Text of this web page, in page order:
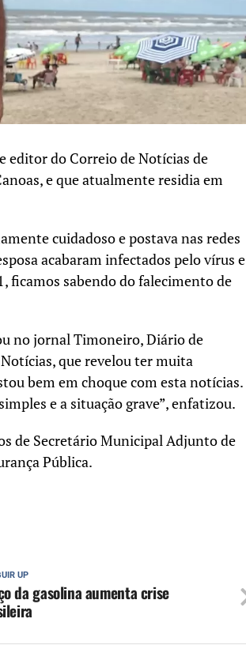
editor do Correio de Notícias de
e que atualmente residia em
cuidadoso e postava nas redes
acabaram infectados pelo vírus e
ficamos sabendo do falecimento de
no jornal Timoneiro, Diário de
que revelou ter muita
bem em choque com esta notícias.
e a situação grave”, enfatizou.
de Secretário Municipal Adjunto de
Pública.
UP
da gasolina aumenta crise